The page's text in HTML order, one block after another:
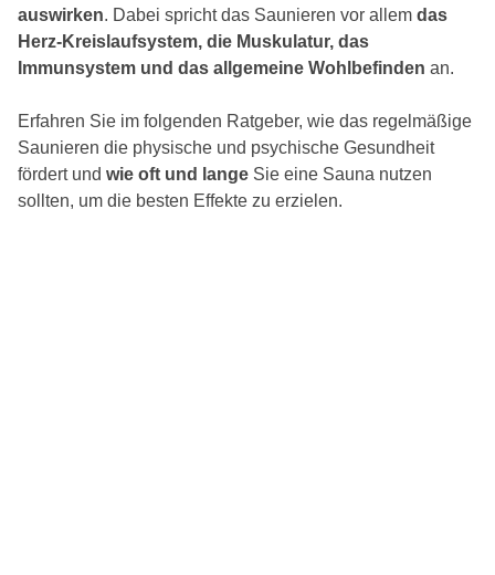
auswirken. Dabei spricht das Saunieren vor allem das
Herz-Kreislaufsystem, die Muskulatur, das
Immunsystem und das allgemeine Wohlbefinden an.
Erfahren Sie im folgenden Ratgeber, wie das regelmäßige
Saunieren die physische und psychische Gesundheit
fördert und wie oft und lange Sie eine Sauna nutzen
sollten, um die besten Effekte zu erzielen.